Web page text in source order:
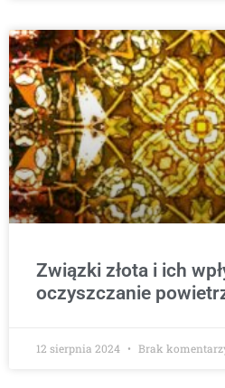
Związki złota i ich
oczyszczanie
12 sierpnia 2024 Brak